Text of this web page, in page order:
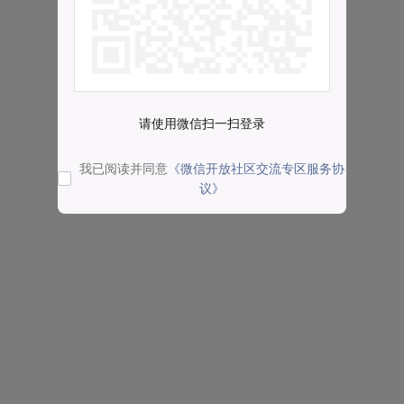
请使用微信扫一扫登录
我已阅读并同意 《微信开放社区交流专区服务协
议》